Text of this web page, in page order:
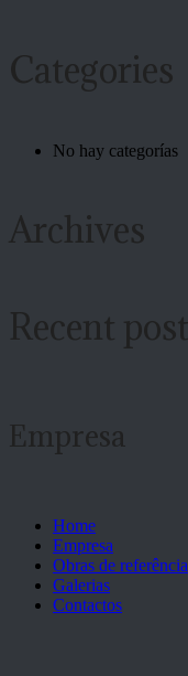
Categories
No hay categorías
Archives
Recent
Empresa
Home
Empresa
Obras de referência
Galerias
Contactos